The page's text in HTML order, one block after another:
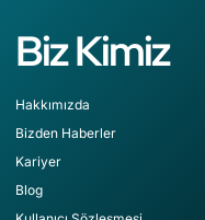
Biz Kimiz
Hakkımızda
Bizden Haberler
Kariyer
Blog